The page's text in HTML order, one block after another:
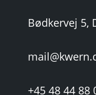
Bødkervej 5,
+45 48 44 88